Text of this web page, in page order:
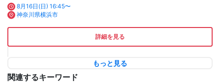
8月16日(日) 16:45〜
神奈川県横浜市
詳細を見る
もっと見る
関連するキーワード